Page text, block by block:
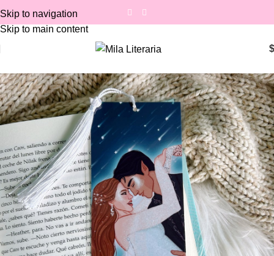
Skip to navigation
Skip to main content
$